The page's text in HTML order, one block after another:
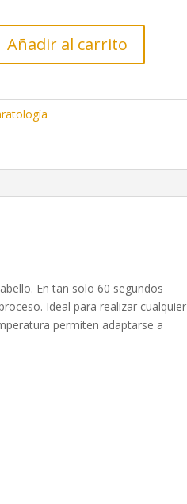
Añadir al carrito
En tan solo 60 segundos
Ideal para realizar cualquier
permiten adaptarse a